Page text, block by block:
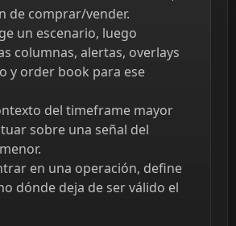
de comprar/vender.
un escenario, luego
columnas, alertas, overlays
y order book para ese
del timeframe mayor
sobre una señal del
en una operación, define
dónde deja de ser válido el